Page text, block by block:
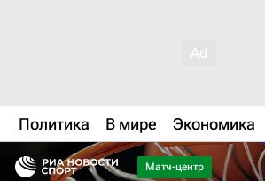
Политика В мире Экономика
Матч-центр